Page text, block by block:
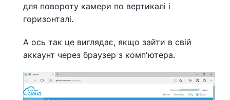
для повороту камери по вертикалі і
горизонталі.
А ось так це виглядає, якщо зайти в свій
аккаунт через браузер з комп'ютера.